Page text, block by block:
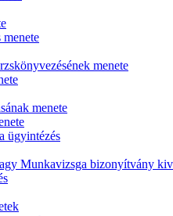
menete
menete
ügyintézés
Munkavizsga bizonyítvány